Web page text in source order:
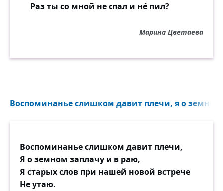
Раз ты со мной не спал и не́ пил?
Марина Цветаева
Воспоминанье слишком давит плечи, я о земном
Воспоминанье слишком давит плечи,
Я о земном заплачу и в раю,
Я старых слов при нашей новой встрече
Не утаю.